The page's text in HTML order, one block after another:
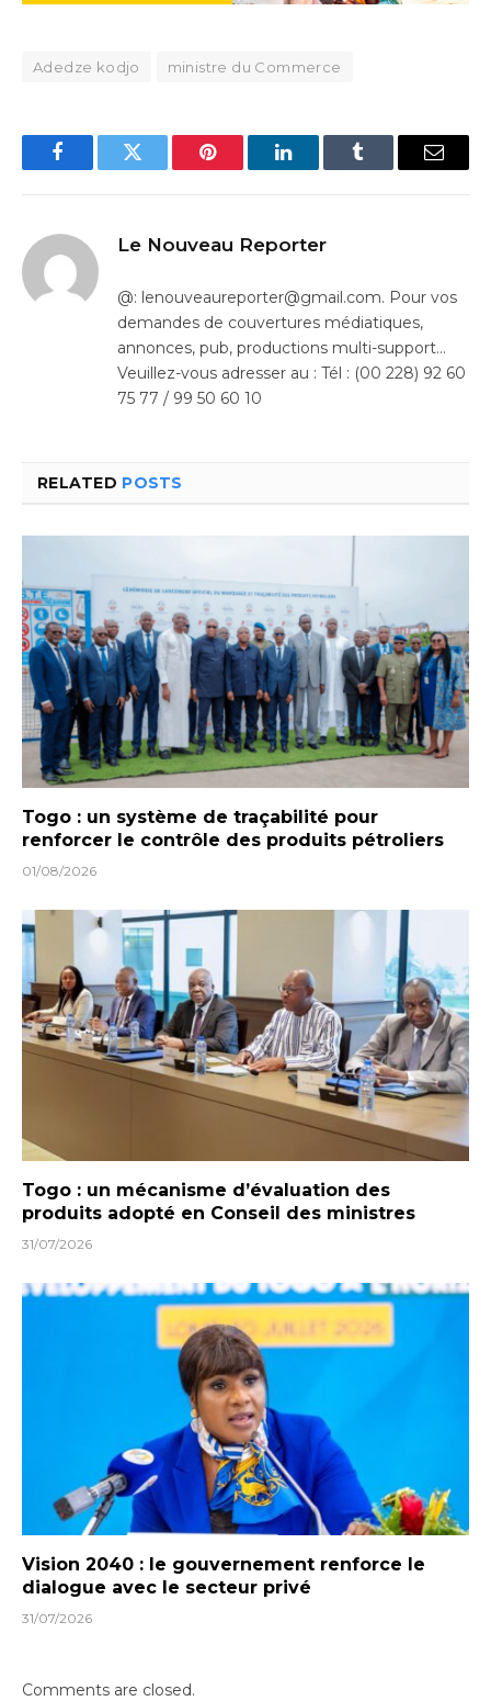
Adedze kodjo ministre du Commerce
FacebookTwitter Pinterest LinkedInTumblr Email
Le Nouveau Reporter
@: lenouveaureporter@gmail.com. Pour vos
demandes de couvertures médiatiques,
annonces, pub, productions multi-support…
Veuillez-vous adresser au : Tél : (00 228) 92 60
75 77 / 99 50 60 10
RELATED POSTS
Togo : un système de traçabilité pour
renforcer le contrôle des produits pétroliers
01/08/2026
Togo : un mécanisme d’évaluation des
produits adopté en Conseil des ministres
31/07/2026
Vision 2040 : le gouvernement renforce le
dialogue avec le secteur privé
31/07/2026
Comments are closed.